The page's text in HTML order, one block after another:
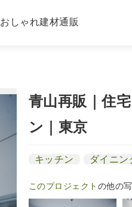
おしゃれ建材通販
青山再販｜住
ン｜東京
キッチン ダイニン
このプロジェクト の他の